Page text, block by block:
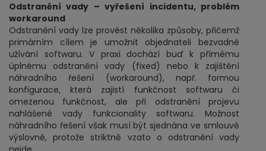
Odstranění vady – vyřešení incidentu, problém
workaround
Odstranění vady lze provést několika způsoby, přičemž
primárním cílem je umožnit objednateli bezvadné
užívání softwaru. V praxi dochází buď k přímému
úplnému odstranění vady (fixed) nebo k zajištění
náhradního řešení (workaround), např. formou
konfigurace, která zajistí funkčnost softwaru či
omezenou funkčnost, ale při odstranění projevu
nahlášené vady funkcionality softwaru. Možnost
náhradního řešení však musí být sjednána ve smlouvě
výslovně, protože striktně vzato o odstranění vady